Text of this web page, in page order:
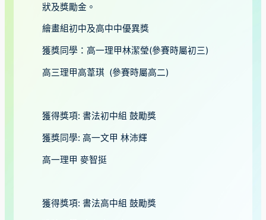
狀及獎勵金。
繪畫組初中及高中中優異獎
獲獎同學：高一理甲林潔瑩(參賽時屬初三)
高三理甲高葦琪 (參賽時屬高二)
獲得獎項: 書法初中組 鼓勵獎
獲獎同學: 高一文甲 林沛輝
高一理甲 麥智挺
獲得獎項: 書法高中組 鼓勵獎